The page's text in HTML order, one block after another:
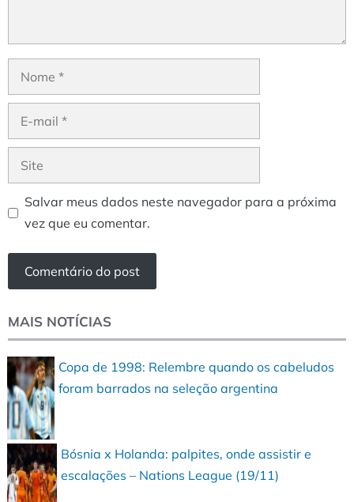
Nome
Site
Salvar meus dados neste navegador para a próxima
vez que eu comentar.
MAIS NOTÍCIAS
Copa de 1998: Relembre quando os cabeludos
foram barrados na seleção argentina
Bósnia x Holanda: palpites, onde assistir e
escalações – Nations League (19/11)